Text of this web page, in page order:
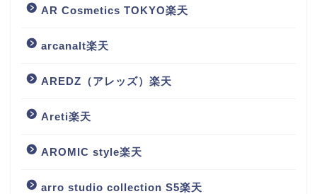
AR Cosmetics TOKYO楽天
arcanalt楽天
AREDZ（アレッズ）楽天
Areti楽天
AROMIC style楽天
arro studio collection S5楽天